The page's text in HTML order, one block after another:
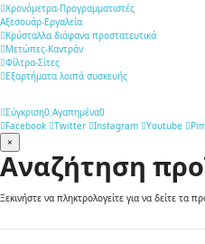
Χρονόμετρα-Προγραμματιστές
Αξεσουάρ-Εργαλεία
Κρύσταλλα διάφανα προστατευτικά
Μετώπες-Καντράν
Φίλτρα-Σίτες
Εξαρτήματα λοιπά συσκευής
Σύγκριση0 Αγαπημένα0
Facebook
Twitter Instagram Youtube
×
Αναζήτηση
Ξεκινήστε να πληκτρολογείτε για να δείτε τα